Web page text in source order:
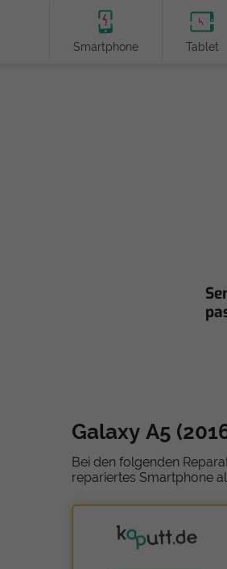
Smartphone Tablet
Galaxy A5
Bei den folgenden
repariertes Smartphone